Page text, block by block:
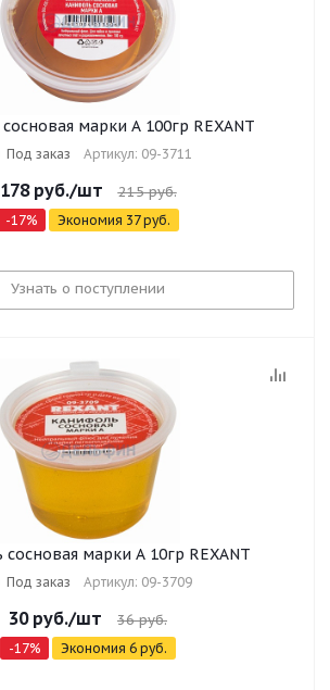
Канифоль сосновая марки А 100гр REXANT
Под заказ Артикул: 09-3711
178руб./шт 215руб.
-17% Экономия 37руб.
Узнать о поступлении
Канифоль сосновая марки А 10гр REXANT
Под заказ Артикул: 09-3709
30руб./шт 36руб.
-17% Экономия 6 руб.